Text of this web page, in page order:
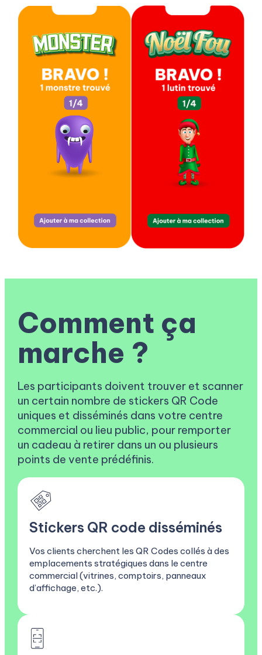
Comment ça
marche ?
Les participants doivent trouver et scanner
un certain nombre de stickers QR Code
uniques et disséminés dans votre centre
commercial ou lieu public, pour remporter
un cadeau à retirer dans un ou plusieurs
points de vente prédéfinis.
Stickers QR code disséminés
Vos clients cherchent les QR Codes collés à des
emplacements stratégiques dans le centre
commercial (vitrines, comptoirs, panneaux
d’affichage, etc.).